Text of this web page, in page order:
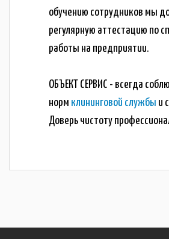
обучению сотрудников мы
регулярную аттестацию по
работы на предприятии.
ОБЪЕКТ СЕРВИС - всегда
норм клининговой службы и
Доверь чистоту